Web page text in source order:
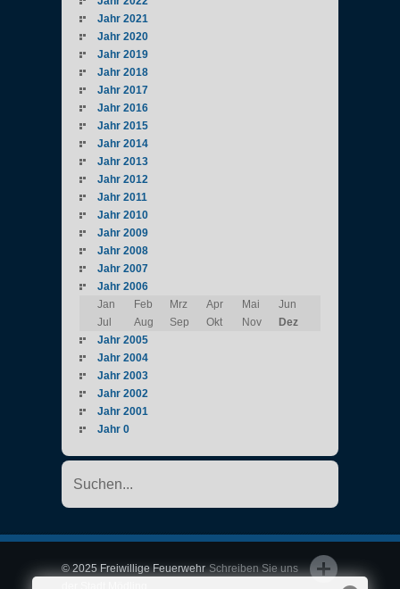
Jahr 2021
Jahr 2020
Jahr 2019
Jahr 2018
Jahr 2017
Jahr 2016
Jahr 2015
Jahr 2014
Jahr 2013
Jahr 2012
Jahr 2011
Jahr 2010
Jahr 2009
Jahr 2008
Jahr 2007
Jahr 2006
Jan
Feb Mrz Apr Mai
Jun
Jul
Aug Sep Okt Nov
Dez
Jahr 2005
Jahr 2004
Jahr 2003
Jahr 2002
Jahr 2001
Jahr 0
Schreiben Sie uns
© 2025 Freiwillige Feuerwehr